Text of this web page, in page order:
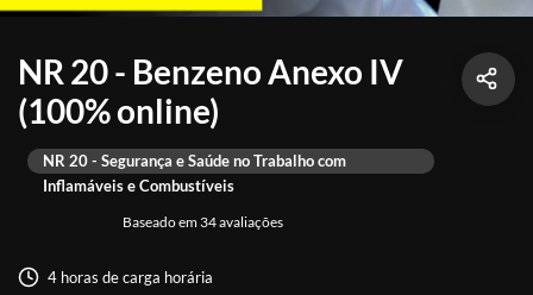
NR 20 - Benzeno Anexo IV
(100% online)
Baseado em 34 avaliações
NR 20 - Segurança e Saúde no Trabalho com
Inflamáveis e Combustíveis
4 horas de carga horária